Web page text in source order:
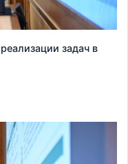
задач в